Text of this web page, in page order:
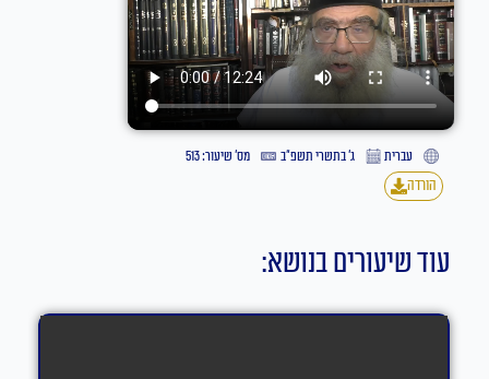
עברית ג׳ בתשרי תשפ״ב
מס' שיעור: 513
הורדה
עוד שיעורים בנושא: